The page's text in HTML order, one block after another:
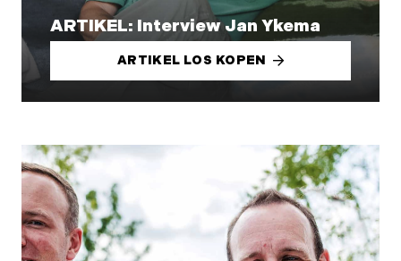
ARTIKEL: Interview Jan Ykema
ARTIKEL LOS KOPEN